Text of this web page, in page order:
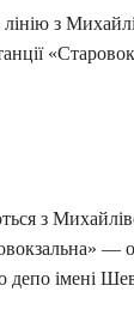
з
з
—
депо імені